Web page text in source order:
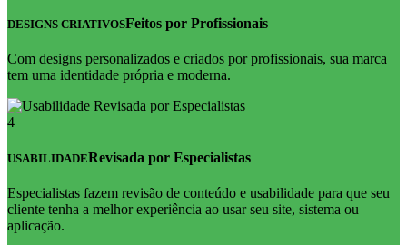
DESIGNS CRIATIVOSFeitos por Profissionais
Com designs personalizados e criados por profissionais, sua marca
tem uma identidade própria e moderna.
4
USABILIDADERevisada por Especialistas
Especialistas fazem revisão de conteúdo e usabilidade para que seu
cliente tenha a melhor experiência ao usar seu site, sistema ou
aplicação.